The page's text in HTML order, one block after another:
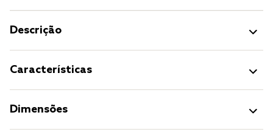
Descrição
Características
Dimensões